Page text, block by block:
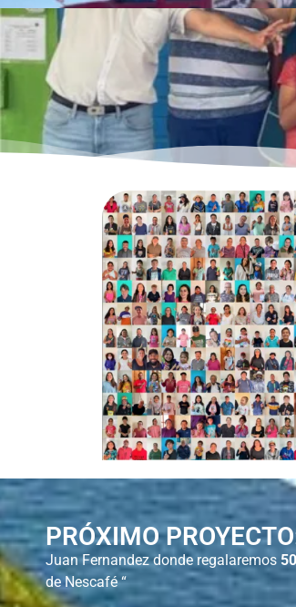
PRÓXIMO
Juan Fernandez donde regalaremos
de Nescafé “